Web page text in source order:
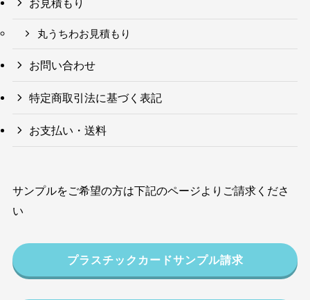
お見積もり
丸うちわお見積もり
お問い合わせ
特定商取引法に基づく表記
お支払い・送料
サンプルをご希望の方は下記のページよりご請求くださ
い
プラスチックカードサンプル請求